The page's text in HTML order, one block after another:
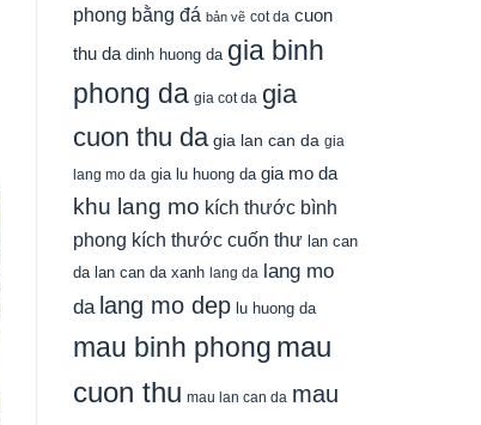
phong bằng đá bản vẽ cot da cuon
thu da dinh huong da gia binh
phong da gia cot da gia
cuon thu da gia lan can da gia
lang mo da gia lu huong da gia mo da
khu lang mo kích thước bình
phong kích thước cuốn thư lan can
da lan can da xanh lang da lang mo
da lang mo dep lu huong da
mau binh phong mau
cuon thu mau lan can da mau